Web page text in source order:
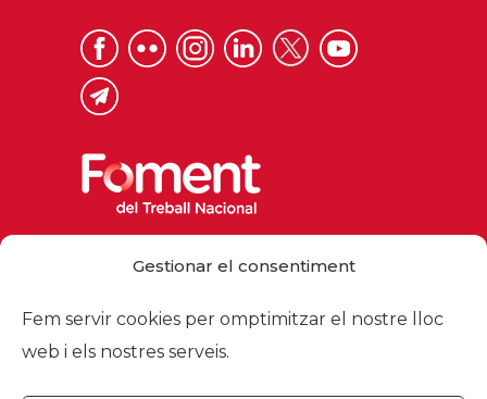
Gestionar el consentiment
Fem servir cookies per omptimitzar el nostre lloc
web i els nostres serveis.
foment@foment.com